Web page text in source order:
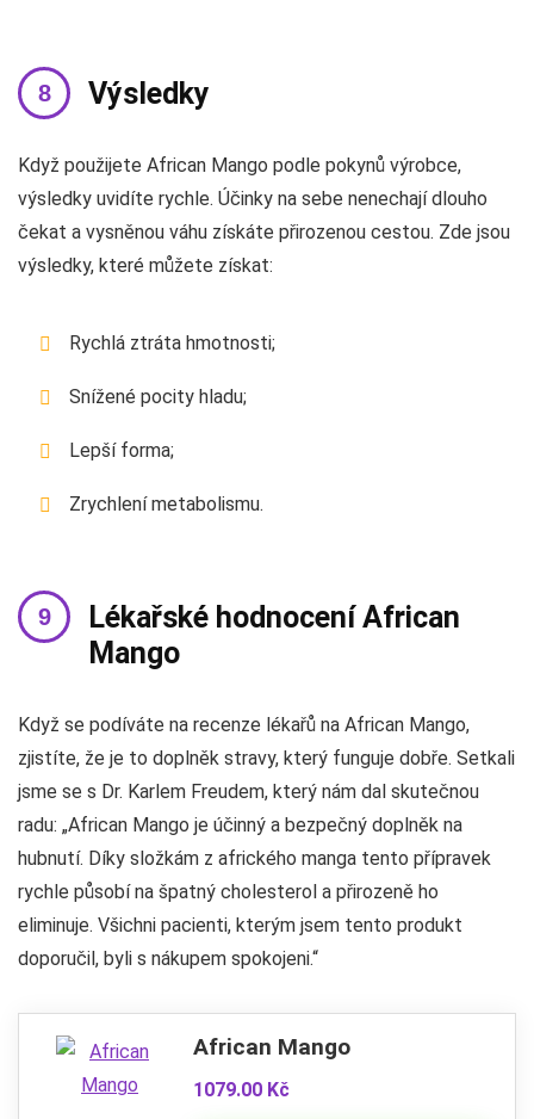
Výsledky
Když použijete African Mango podle pokynů výrobce,
výsledky uvidíte rychle. Účinky na sebe nenechají dlouho
čekat a vysněnou váhu získáte přirozenou cestou. Zde jsou
výsledky, které můžete získat:
Rychlá ztráta hmotnosti;
Snížené pocity hladu;
Lepší forma;
Zrychlení metabolismu.
Lékařské hodnocení African
Mango
Když se podíváte na recenze lékařů na African Mango,
zjistíte, že je to doplněk stravy, který funguje dobře. Setkali
jsme se s Dr. Karlem Freudem, který nám dal skutečnou
radu: „African Mango je účinný a bezpečný doplněk na
hubnutí. Díky složkám z afrického manga tento přípravek
rychle působí na špatný cholesterol a přirozeně ho
eliminuje. Všichni pacienti, kterým jsem tento produkt
doporučil, byli s nákupem spokojeni.“
African Mango
1079.00 Kč